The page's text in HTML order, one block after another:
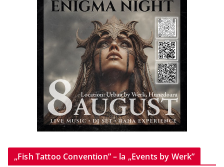
„Fish Tattoo Convention” – la „Events by Werk”